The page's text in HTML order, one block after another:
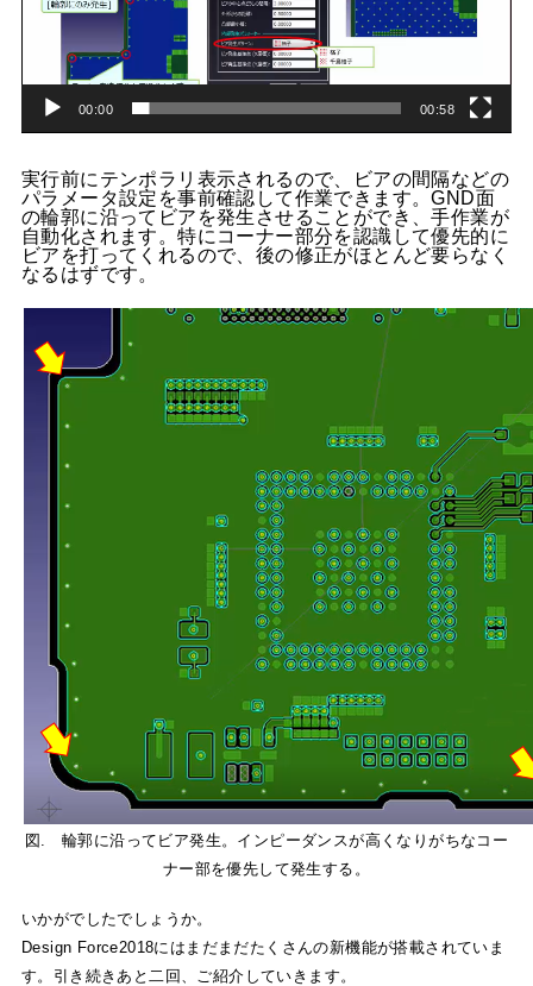
00:00 00:58
実行前にテンポラリ表示されるので、ビアの間隔などの
パラメータ設定を事前確認して作業できます。GND面
の輪郭に沿ってビアを発生させることができ、手作業が
自動化されます。特にコーナー部分を認識して優先的に
ビアを打ってくれるので、後の修正がほとんど要らなく
なるはずです。
図. 輪郭に沿ってビア発生。インピーダンスが高くなりがちなコー
ナー部を優先して発生する。
いかがでしたでしょうか。
Design Force2018にはまだまだたくさんの新機能が搭載されていま
す。引き続きあと二回、ご紹介していきます。